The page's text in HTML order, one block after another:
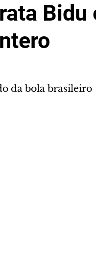
Bidu
da bola brasileiro